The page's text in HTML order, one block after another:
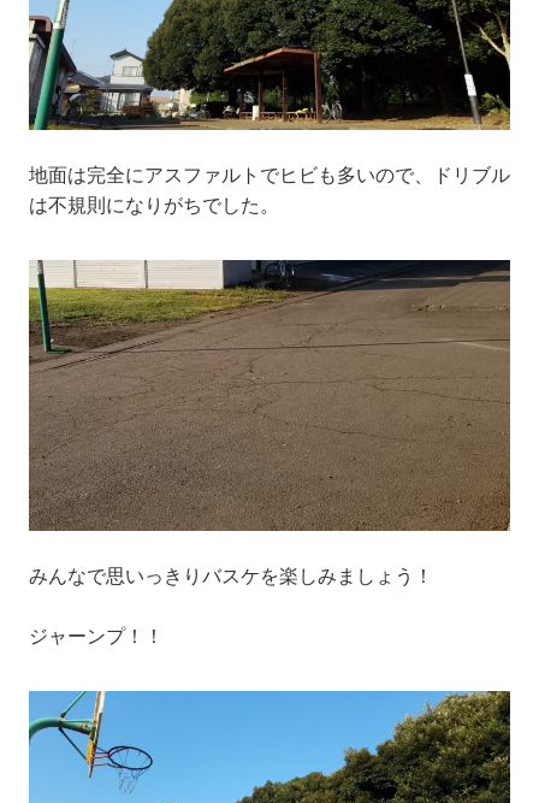
地面は完全にアスファルトでヒビも多いので、ドリブル
は不規則になりがちでした。
みんなで思いっきりバスケを楽しみましょう！
ジャーンプ！！